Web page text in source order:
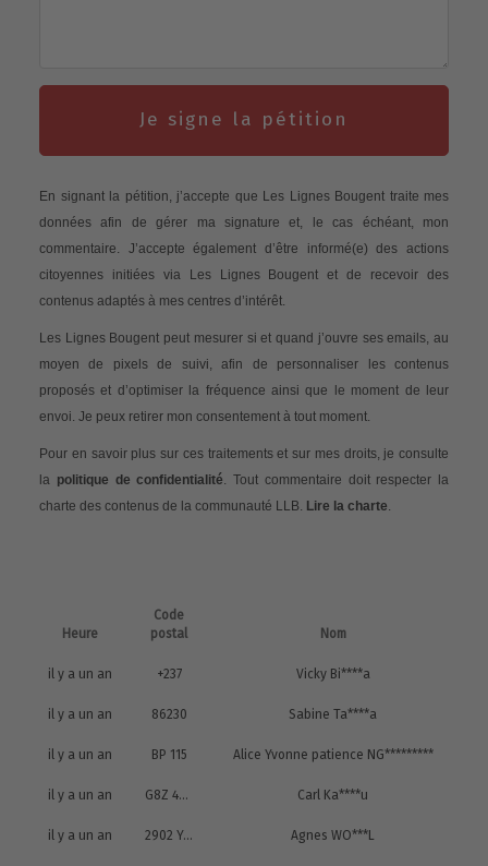
Je signe la pétition
En signant la pétition, j’accepte que Les Lignes Bougent traite mes
données afin de gérer ma signature et, le cas échéant, mon
commentaire. J’accepte également d’être informé(e) des actions
citoyennes initiées via Les Lignes Bougent et de recevoir des
contenus adaptés à mes centres d’intérêt.
Les Lignes Bougent peut mesurer si et quand j’ouvre ses emails, au
moyen de pixels de suivi, afin de personnaliser les contenus
proposés et d’optimiser la fréquence ainsi que le moment de leur
envoi. Je peux retirer mon consentement à tout moment.
Pour en savoir plus sur ces traitements et sur mes droits, je consulte
la politique de confidentialité . Tout commentaire doit respecter la
charte des contenus de la communauté LLB. Lire la charte
Heure
Code
postal
Nom
il y a un an +237 Vicky Bi****a
il y a un an 86230 Sabine Ta****a
il y a un an BP 115 Alice Yvonne patience NG*********
il y a un an G8Z 4M7 Carl Ka****u
il y a un an 2902 Yde Agnes WO***L